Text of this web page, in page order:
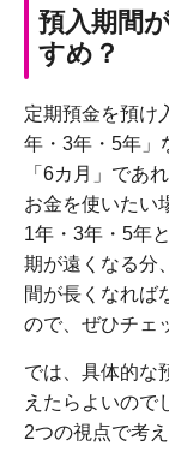
預入期間
すめ？
定期預金を預け
年・3年・5年」
「6カ月」であ
お金を使いたい
1年・3年・5年
期が遠くなる分
間が長くなれば
ので、ぜひチェ
では、具体的な
えたらよいので
2つの視点で考